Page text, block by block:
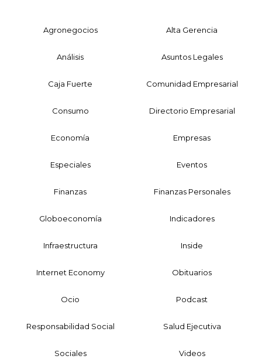
Agronegocios Alta Gerencia
Análisis Asuntos Legales
Caja Fuerte Comunidad Empresarial
Consumo Directorio Empresarial
Economía Empresas
Especiales Eventos
Finanzas Finanzas Personales
Globoeconomía Indicadores
Infraestructura Inside
Internet Economy Obituarios
Ocio Podcast
Responsabilidad Social Salud Ejecutiva
Sociales Videos